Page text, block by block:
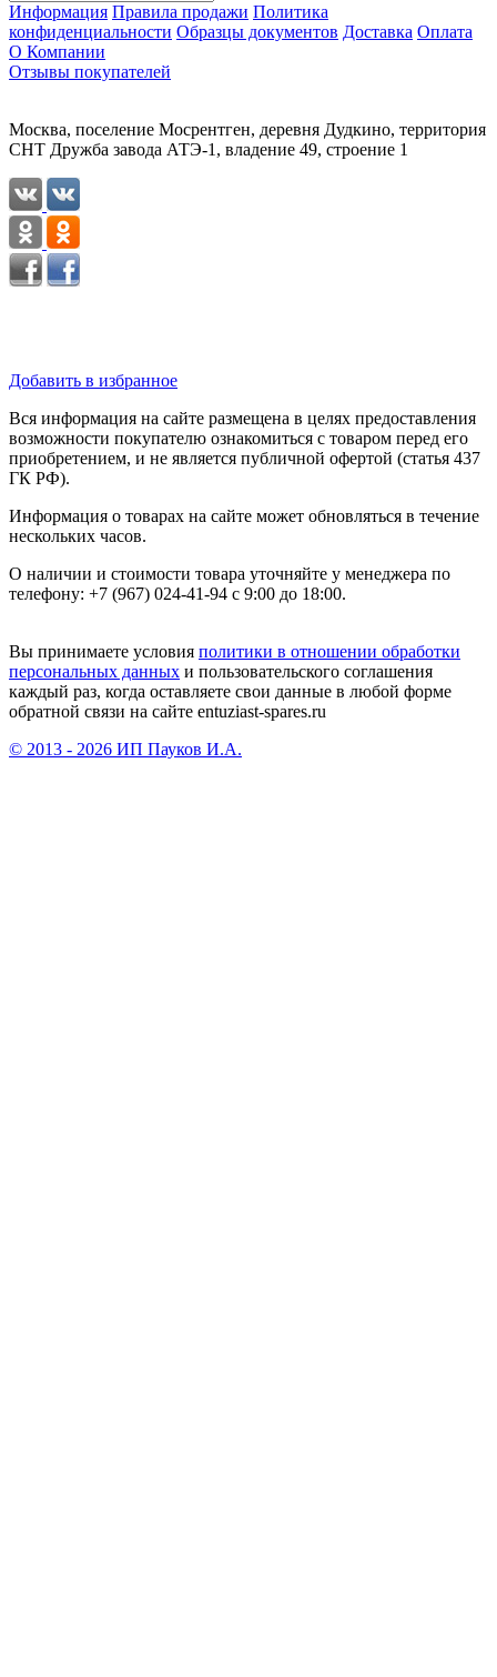
Информация Правила продажи Политика
конфиденциальности Образцы документов Доставка Оплата
О Компании
Отзывы покупателей
Москва, поселение Мосрентген, деревня Дудкино, территория
СНТ Дружба завода АТЭ-1, владение 49, строение 1
Добавить в избранное
Вся информация на сайте размещена в целях предоставления
возможности покупателю ознакомиться с товаром перед его
приобретением, и не является публичной офертой (статья 437
ГК РФ).
Информация о товарах на сайте может обновляться в течение
нескольких часов.
О наличии и стоимости товара уточняйте у менеджера по
телефону: +7 (967) 024-41-94 с 9:00 до 18:00.
Вы принимаете условия политики в отношении обработки
персональных данных и пользовательского соглашения
каждый раз, когда оставляете свои данные в любой форме
обратной связи на сайте entuziast-spares.ru
© 2013 - 2026 ИП Пауков И.А.